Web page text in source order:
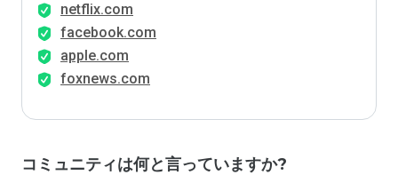
netflix.com
facebook.com
apple.com
foxnews.com
コミュニティは何と言っていますか?